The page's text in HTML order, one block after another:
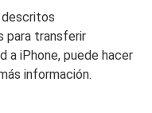
descritos
para transferir
a iPhone, puede hacer
información.